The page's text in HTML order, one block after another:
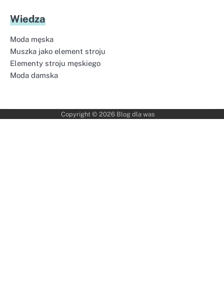
Wiedza
Moda męska
Muszka jako element stroju
Elementy stroju męskiego
Moda damska
Copyright © 2026 Blog dla was